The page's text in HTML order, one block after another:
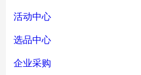
活动中心
选品中心
企业采购